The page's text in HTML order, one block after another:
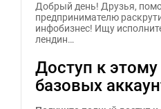
Добрый день! Друзья,
предпринимателю
инфобизнес! Ищу
лендин…
Доступ к
базовых